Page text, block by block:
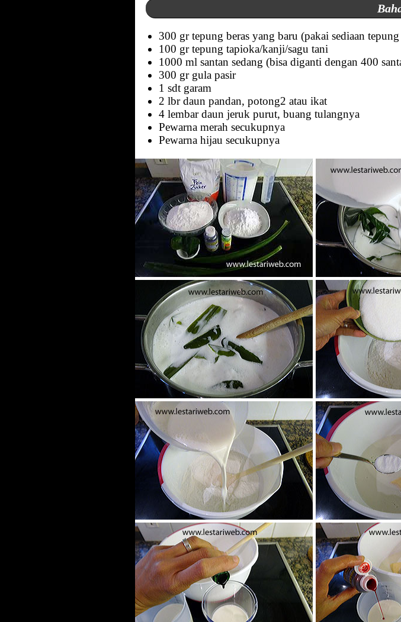
300 gr tepung beras yang baru (pakai sediaan
100 gr tepung tapioka/kanji/sagu tani
1000 ml santan sedang (bisa diganti dengan 400
300 gr gula pasir
1 sdt garam
2 lbr daun pandan, potong2 atau ikat
4 lembar daun jeruk purut, buang tulangnya
Pewarna merah secukupnya
Pewarna hijau secukupnya